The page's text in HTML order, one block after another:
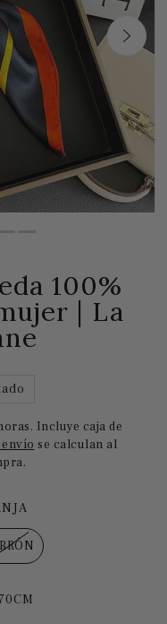
100%
| La
Incluye caja de
se calculan al